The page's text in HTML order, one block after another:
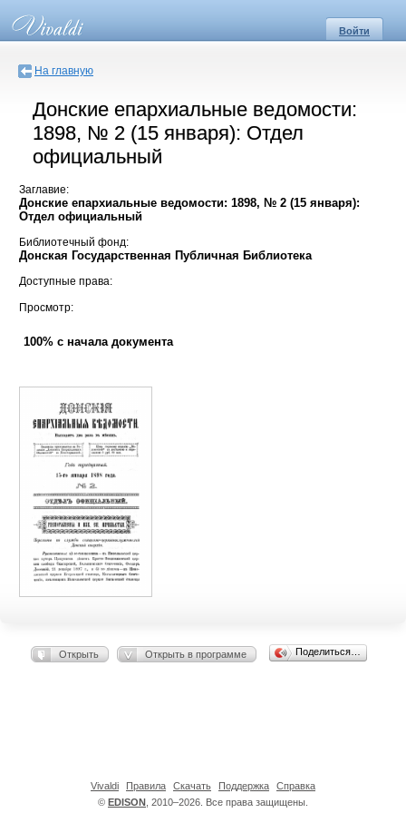
Войти
На главную
Донские епархиальные ведомости:
1898, № 2 (15 января): Отдел
официальный
Заглавие:
Донские епархиальные ведомости: 1898, № 2 (15 января):
Отдел официальный
Библиотечный фонд:
Донская Государственная Публичная Библиотека
Доступные права:
Просмотр:
100% с начала документа
Открыть Открыть в программе Поделиться…
© EDISON , 2010–2026. Все права защищены.
Vivaldi Правила Скачать Поддержка Справка